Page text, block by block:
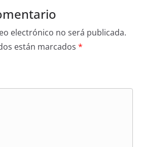
electrónico no será publicada.
están marcados *